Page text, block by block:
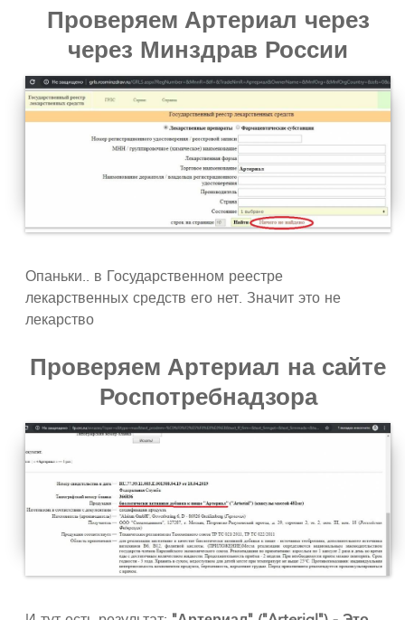
Проверяем Артериал через
через Минздрав России
Опаньки.. в Государственном реестре
лекарственных средств его нет. Значит это не
лекарство
Проверяем Артериал на сайте
Роспотребнадзора